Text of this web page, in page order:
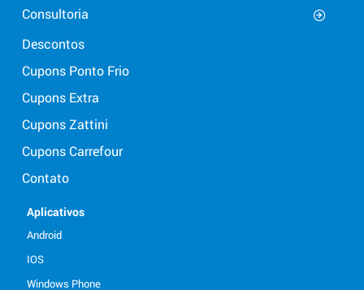
Consultoria
Descontos
Cupons Ponto Frio
Cupons Extra
Cupons Zattini
Cupons Carrefour
Contato
Aplicativos
Android
IOS
Windows Phone